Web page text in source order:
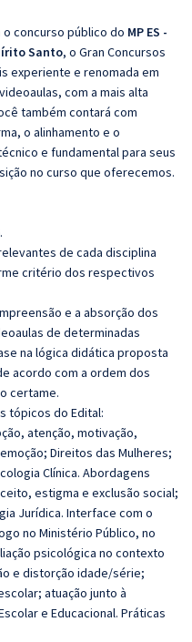
concurso público do MP ES -
Santo, o Gran Concursos
experiente e renomada em
com a mais alta
também contará com
o alinhamento e o
e fundamental para seus
no curso que oferecemos.
de cada disciplina
critério dos respectivos
e a absorção dos
de determinadas
na lógica didática proposta
acordo com a ordem dos
certame.
tópicos do Edital:
atenção, motivação,
Direitos das Mulheres;
Clínica. Abordagens
estigma e exclusão social;
Jurídica. Interface com o
no Ministério Público, no
psicológica no contexto
e distorção idade/série;
atuação junto à
e Educacional. Práticas